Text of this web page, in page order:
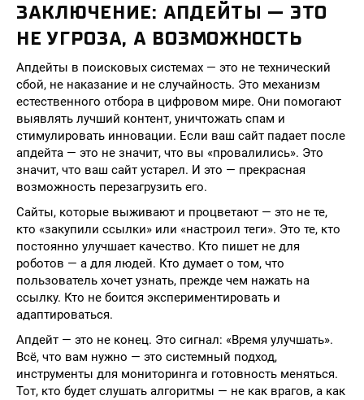
ЗАКЛЮЧЕНИЕ: АПДЕЙТЫ — ЭТО
НЕ УГРОЗА, А ВОЗМОЖНОСТЬ
Апдейты в поисковых системах — это не технический
сбой, не наказание и не случайность. Это механизм
естественного отбора в цифровом мире. Они помогают
выявлять лучший контент, уничтожать спам и
стимулировать инновации. Если ваш сайт падает после
апдейта — это не значит, что вы «провалились». Это
значит, что ваш сайт устарел. И это — прекрасная
возможность перезагрузить его.
Сайты, которые выживают и процветают — это не те,
кто «закупили ссылки» или «настроил теги». Это те, кто
постоянно улучшает качество. Кто пишет не для
роботов — а для людей. Кто думает о том, что
пользователь хочет узнать, прежде чем нажать на
ссылку. Кто не боится экспериментировать и
адаптироваться.
Апдейт — это не конец. Это сигнал: «Время улучшать».
Всё, что вам нужно — это системный подход,
инструменты для мониторинга и готовность меняться.
Тот, кто будет слушать алгоритмы — не как врагов, а как